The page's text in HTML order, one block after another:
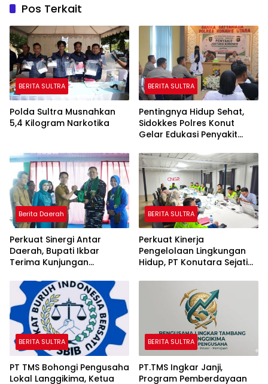
Pos Terkait
BERITA SULTRA
Polda Sultra Musnahkan
5,4 Kilogram Narkotika
BERITA SULTRA
Pentingnya Hidup Sehat,
Sidokkes Polres Konut
Gelar Edukasi Penyakit
Personil
Berita Daerah
Perkuat Sinergi Antar
Daerah, Bupati Ikbar
Terima Kunjungan
Kendari
BERITA SULTRA
Perkuat Kinerja
Pengelolaan Lingkungan
Hidup, PT Konutara Sejati
Sultra
BERITA SULTRA
PT TMS Bohongi Pengusaha
Lokal Langgikima, Ketua
BERITA SULTRA
PT.TMS Ingkar Janji,
Program Pemberdayaan